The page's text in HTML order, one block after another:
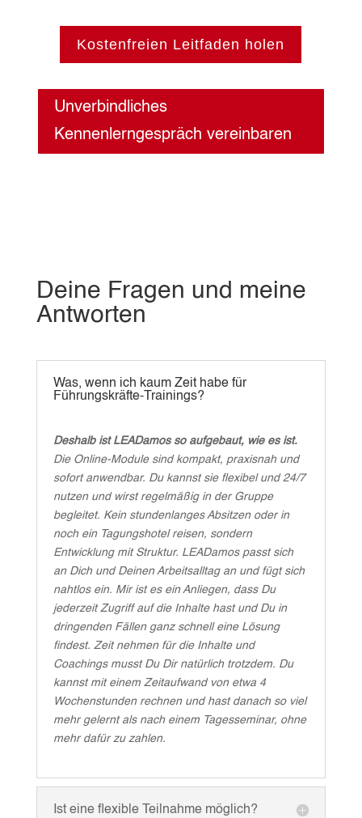
Kostenfreien Leitfaden holen
Unverbindliches
Kennenlerngespräch vereinbaren
Deine Fragen und meine
Antworten
Was, wenn ich kaum Zeit habe für
Führungskräfte-Trainings?
Deshalb ist LEADamos so aufgebaut, wie es ist.
Die Online-Module sind kompakt, praxisnah und
sofort anwendbar. Du kannst sie flexibel und 24/7
nutzen und wirst regelmäßig in der Gruppe
begleitet. Kein stundenlanges Absitzen oder in
noch ein Tagungshotel reisen, sondern
Entwicklung mit Struktur. LEADamos passt sich
an Dich und Deinen Arbeitsalltag an und fügt sich
nahtlos ein. Mir ist es ein Anliegen, dass Du
jederzeit Zugriff auf die Inhalte hast und Du in
dringenden Fällen ganz schnell eine Lösung
findest. Zeit nehmen für die Inhalte und
Coachings musst Du Dir natürlich trotzdem. Du
kannst mit einem Zeitaufwand von etwa 4
Wochenstunden rechnen und hast danach so viel
mehr gelernt als nach einem Tagesseminar, ohne
mehr dafür zu zahlen.
Ist eine flexible Teilnahme möglich?